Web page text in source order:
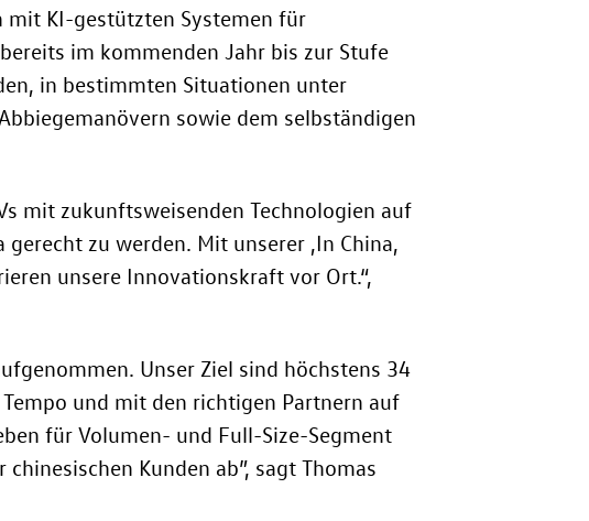
mit KI-gestützten Systemen für
im kommenden Jahr bis zur Stufe
in bestimmten Situationen unter
sowie dem selbständigen
mit zukunftsweisenden Technologien auf
zu werden. Mit unserer ‚In China,
unsere Innovationskraft vor Ort.“,
Unser Ziel sind höchstens 34
und mit den richtigen Partnern auf
für Volumen- und Full-Size-Segment
Kunden ab”, sagt Thomas